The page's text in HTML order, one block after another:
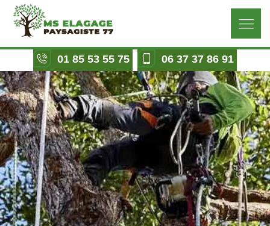
01 85 53 55 75 06 37 37 86 91